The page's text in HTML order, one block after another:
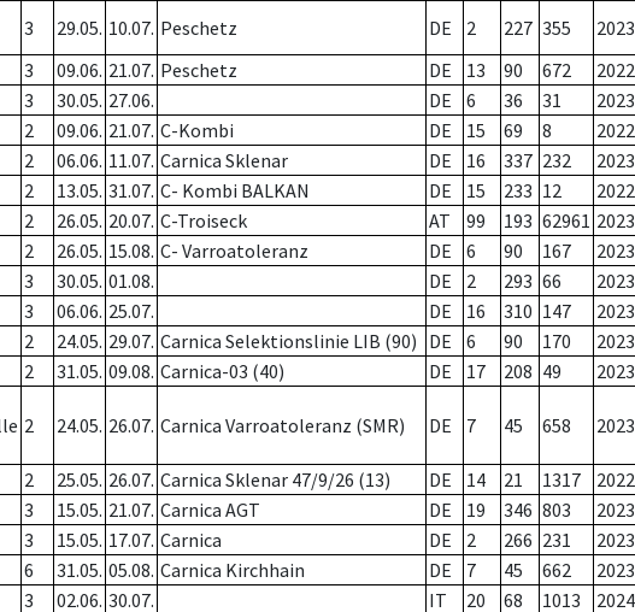
3 29.05. 10.07. Peschetz DE 2 227 355 2023
3 09.06. 21.07. Peschetz DE 13 90 672 2022
3 30.05. 27.06. DE 6 36 31 2023
2 09.06. 21.07. C-Kombi DE 15 69 8 2022
2 06.06. 11.07. Carnica Sklenar DE 16 337 232 2023
2 13.05. 31.07. C- Kombi BALKAN DE 15 233 12 2022
2 26.05. 20.07. C-Troiseck AT 99 193 62961 2023
2 26.05. 15.08. C- Varroatoleranz DE 6 90 167 2023
3 30.05. 01.08. DE 2 293 66 2023
3 06.06. 25.07. DE 16 310 147 2023
2 24.05. 29.07. Carnica Selektionslinie LIB (90) DE 6 90 170 2023
2 31.05. 09.08. Carnica-03 (40) DE 17 208 49 2023
2 24.05. 26.07. Carnica Varroatoleranz (SMR) DE 7 45 658 2023
2 25.05. 26.07. Carnica Sklenar 47/9/26 (13) DE 14 21 1317 2022
3 15.05. 21.07. Carnica AGT DE 19 346 803 2023
3 15.05. 17.07. Carnica DE 2 266 231 2023
6 31.05. 05.08. Carnica Kirchhain DE 7 45 662 2023
3 02.06. 30.07. IT 20 68 1013 2024